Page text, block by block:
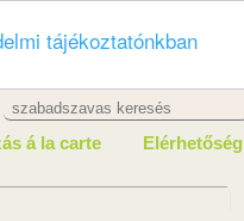
tájékoztatónkban
á la carte Elérhetőség